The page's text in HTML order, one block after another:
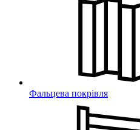
Фальцева покрівля